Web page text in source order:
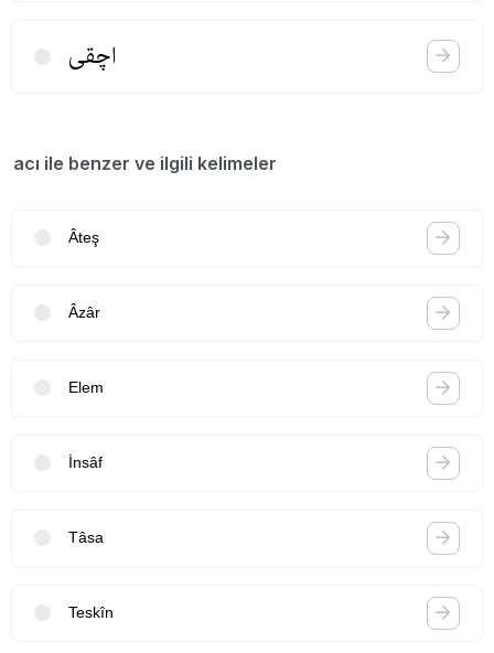
اچقی
acı ile benzer ve ilgili kelimeler
Âteş
Âzâr
Elem
İnsâf
Tâsa
Teskîn